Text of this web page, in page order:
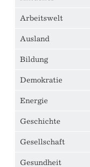
Arbeitswelt
Ausland
Bildung
Demokratie
Energie
Geschichte
Gesellschaft
Gesundheit